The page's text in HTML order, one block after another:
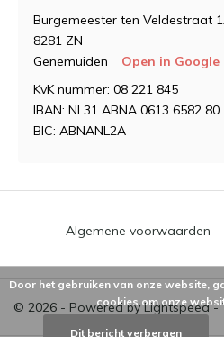
Burgemeester ten Veldestraat
8281 ZN
Genemuiden
Open in Google
KvK nummer: 08 221 845
IBAN: NL31 ABNA 0613 6582 80
BIC: ABNANL2A
© 2026 - Powered byLightspeed-
Algemene voorwaarden
Door het gebruiken van onze website,
cookies om onze
Dit bericht verbergen